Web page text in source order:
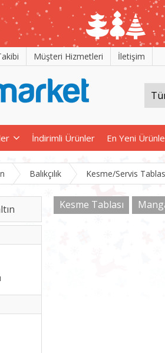
Müşteri Hizmetleri İletişim
İndirimli Ürünler En Yeni
Balıkçılık Kesme/Servis
Kesme Tablası